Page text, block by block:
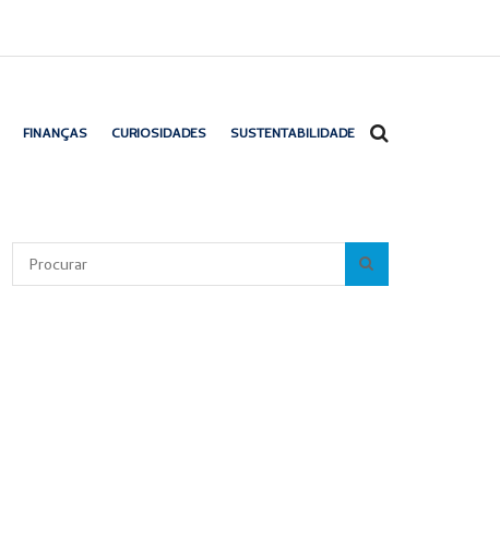
FINANÇAS CURIOSIDADES SUSTENTABILIDADE